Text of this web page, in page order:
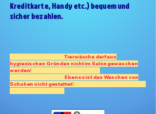
Kreditkarte, Handy etc.) bequem und
sicher bezahlen.​​
Tierwäsche darf aus
hygienischen Gründen nicht im Salon gewaschen
werden!
Ebenso ist das Waschen von
Schuhen nicht gestattet!